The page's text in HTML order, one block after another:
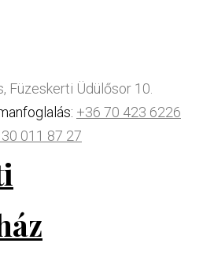
Füzeskerti Üdülősor 10.
+36 70 423 6226
011 87 27